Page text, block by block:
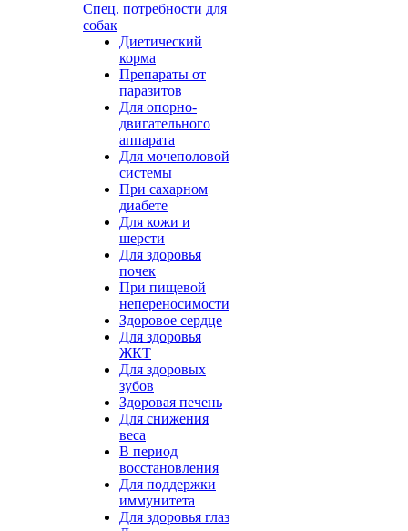
Спец. потребности для
собак
Диетический
корма
Препараты от
паразитов
Для опорно-
двигательного
аппарата
Для мочеполовой
системы
При сахарном
диабете
Для кожи и
шерсти
Для здоровья
почек
При пищевой
непереносимости
Здоровое сердце
Для здоровья
ЖКТ
Для здоровых
зубов
Здоровая печень
Для снижения
веса
В период
восстановления
Для поддержки
иммунитета
Для здоровья глаз